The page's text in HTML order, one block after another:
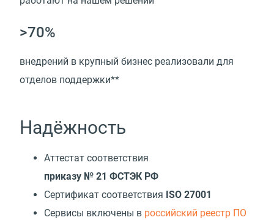
>70%
внедрений в крупный бизнес реализовали для
отделов поддержки**
Надёжность
Аттестат соответствия
приказу № 21 ФСТЭК РФ
Сертификат соответствия ISO 27001
Cервисы включены в российский реестр ПО